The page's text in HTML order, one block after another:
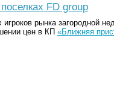
FD group
рынка загородной
цен в КП «Ближняя